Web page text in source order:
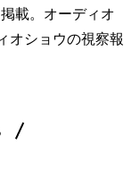
載。オーディオ
オショウの視察報